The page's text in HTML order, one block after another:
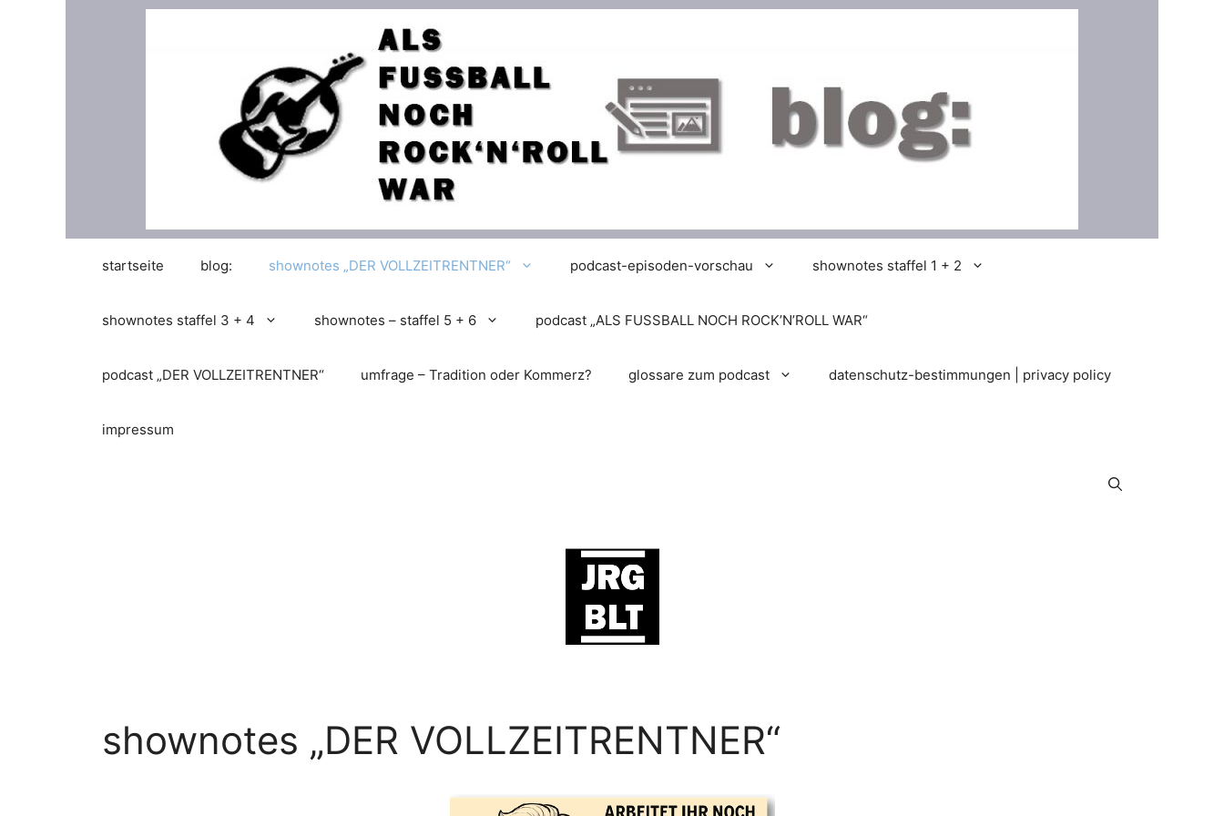
startseite blog: shownotes „DER VOLLZEITRENTNER“ podcast-episoden-vorschau shownotes staffel 1 + 2
shownotes staffel 3 + 4 shownotes – staffel 5 + 6 podcast „ALS FUSSBALL NOCH ROCK’N’ROLL WAR“
podcast „DER VOLLZEITRENTNER“ umfrage – Tradition oder Kommerz? glossare zum podcast datenschutz-bestimmungen | privacy policy
impressum
shownotes „DER VOLLZEITRENTNER“